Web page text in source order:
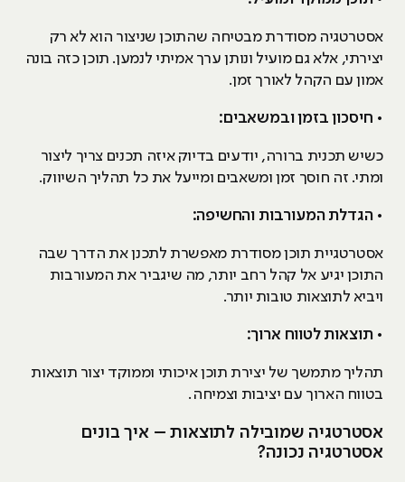
אסטרטגיה מסודרת מבטיחה שהתוכן שניצור הוא לא רק
יצירתי, אלא גם מועיל ונותן ערך אמיתי לנמען. תוכן כזה בונה
אמון עם הקהל לאורך זמן.
• חיסכון בזמן ובמשאבים:
כשיש תכנית ברורה, יודעים בדיוק איזה תכנים צריך ליצור
ומתי. זה חוסך זמן ומשאבים ומייעל את כל תהליך השיווק.
• הגדלת המעורבות והחשיפה:
אסטרטגיית תוכן מסודרת מאפשרת לתכנן את הדרך שבה
התוכן יגיע אל קהל רחב יותר, מה שיגביר את המעורבות
ויביא לתוצאות טובות יותר.
• תוצאות לטווח ארוך:
תהליך מתמשך של יצירת תוכן איכותי וממוקד יצור תוצאות
בטווח הארוך עם יציבות וצמיחה.
אסטרטגיה שמובילה לתוצאות – איך בונים
אסטרטגיה נכונה?